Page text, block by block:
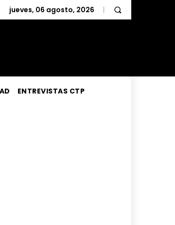
jueves, 06 agosto, 2026
ENTREVISTAS CTP